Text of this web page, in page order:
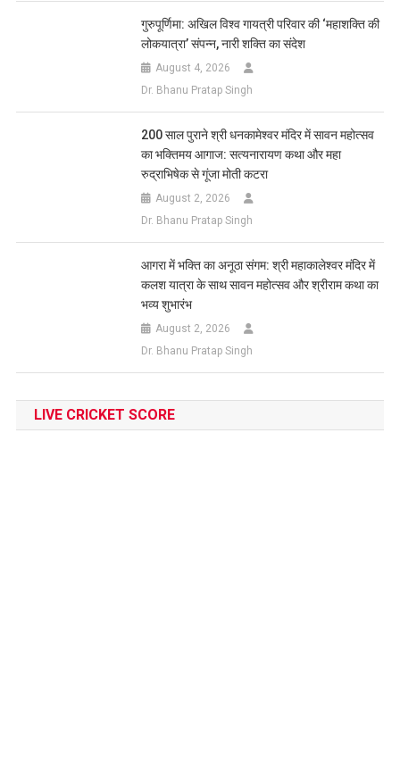
गुरुपूर्णिमा: अखिल विश्व गायत्री परिवार की ‘महाशक्ति की
लोकयात्रा’ संपन्न, नारी शक्ति का संदेश
August 4, 2026
Dr. Bhanu Pratap Singh
200 साल पुराने श्री धनकामेश्वर मंदिर में सावन महोत्सव
का भक्तिमय आगाज: सत्यनारायण कथा और महा
रुद्राभिषेक से गूंजा मोती कटरा
August 2, 2026
Dr. Bhanu Pratap Singh
आगरा में भक्ति का अनूठा संगम: श्री महाकालेश्वर मंदिर में
कलश यात्रा के साथ सावन महोत्सव और श्रीराम कथा का
भव्य शुभारंभ
August 2, 2026
Dr. Bhanu Pratap Singh
LIVE CRICKET SCORE